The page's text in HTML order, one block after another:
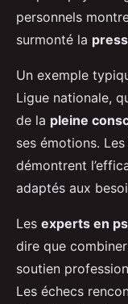
personnels
surmonté la
Un exemple
Ligue nationale,
de la pleine
ses émotions.
démontrent
adaptés aux
Les experts en
dire que
soutien
Les échecs